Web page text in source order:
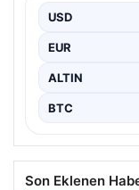
USD
EUR
ALTIN
BTC
Son Eklenen